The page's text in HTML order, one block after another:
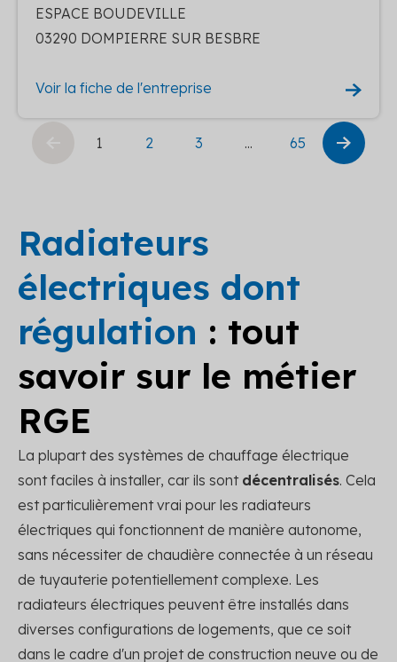
ESPACE BOUDEVILLE
03290 DOMPIERRE SUR BESBRE
Voir la fiche de l'entreprise
1 2 3 ... 65
Radiateurs
électriques dont
régulation : tout
savoir sur le métier
RGE
La plupart des systèmes de chauffage électrique
sont faciles à installer, car ils sont décentralisés. Cela
est particulièrement vrai pour les radiateurs
électriques qui fonctionnent de manière autonome,
sans nécessiter de chaudière connectée à un réseau
de tuyauterie potentiellement complexe. Les
radiateurs électriques peuvent être installés dans
diverses configurations de logements, que ce soit
dans le cadre d'un projet de construction neuve ou de